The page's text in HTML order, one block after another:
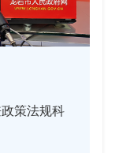
策法规科